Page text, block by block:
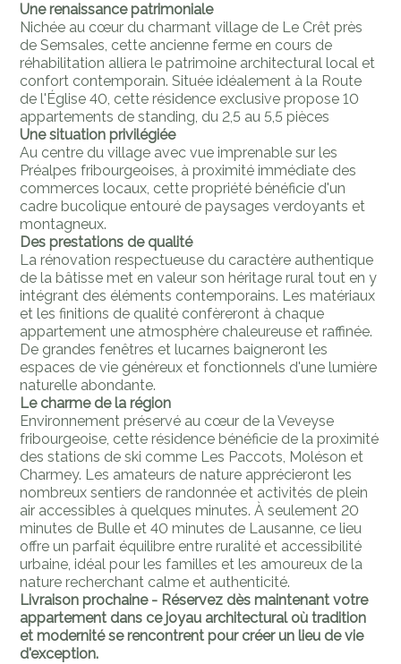
Une renaissance patrimoniale
Nichée au cœur du charmant village de Le Crêt près
de Semsales, cette ancienne ferme en cours de
réhabilitation alliera le patrimoine architectural local et
confort contemporain. Située idéalement à la Route
de l'Église 40, cette résidence exclusive propose 10
appartements de standing, du 2,5 au 5,5 pièces
Une situation privilégiée
Au centre du village avec vue imprenable sur les
Préalpes fribourgeoises, à proximité immédiate des
commerces locaux, cette propriété bénéficie d'un
cadre bucolique entouré de paysages verdoyants et
montagneux.
Des prestations de qualité
La rénovation respectueuse du caractère authentique
de la bâtisse met en valeur son héritage rural tout en y
intégrant des éléments contemporains. Les matériaux
et les finitions de qualité confèreront à chaque
appartement une atmosphère chaleureuse et raffinée.
De grandes fenêtres et lucarnes baigneront les
espaces de vie généreux et fonctionnels d'une lumière
naturelle abondante.
Le charme de la région
Environnement préservé au cœur de la Veveyse
fribourgeoise, cette résidence bénéficie de la proximité
des stations de ski comme Les Paccots, Moléson et
Charmey. Les amateurs de nature apprécieront les
nombreux sentiers de randonnée et activités de plein
air accessibles à quelques minutes. À seulement 20
minutes de Bulle et 40 minutes de Lausanne, ce lieu
offre un parfait équilibre entre ruralité et accessibilité
urbaine, idéal pour les familles et les amoureux de la
nature recherchant calme et authenticité.
Livraison prochaine - Réservez dès maintenant votre
appartement dans ce joyau architectural où tradition
et modernité se rencontrent pour créer un lieu de vie
d'exception.